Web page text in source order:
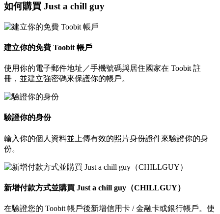
如何購買 Just a chill guy
建立你的免費 Toobit 帳戶
使用你的電子郵件地址／手機號碼與居住國家在 Toobit 註
冊，並建立強密碼來保護你的帳戶。
驗證你的身份
輸入你的個人資料並上傳有效的照片身份證件來驗證你的身
份。
新增付款方式並購買 Just a chill guy（CHILLGUY）
在驗證您的 Toobit 帳戶後新增信用卡 / 金融卡或銀行帳戶。使